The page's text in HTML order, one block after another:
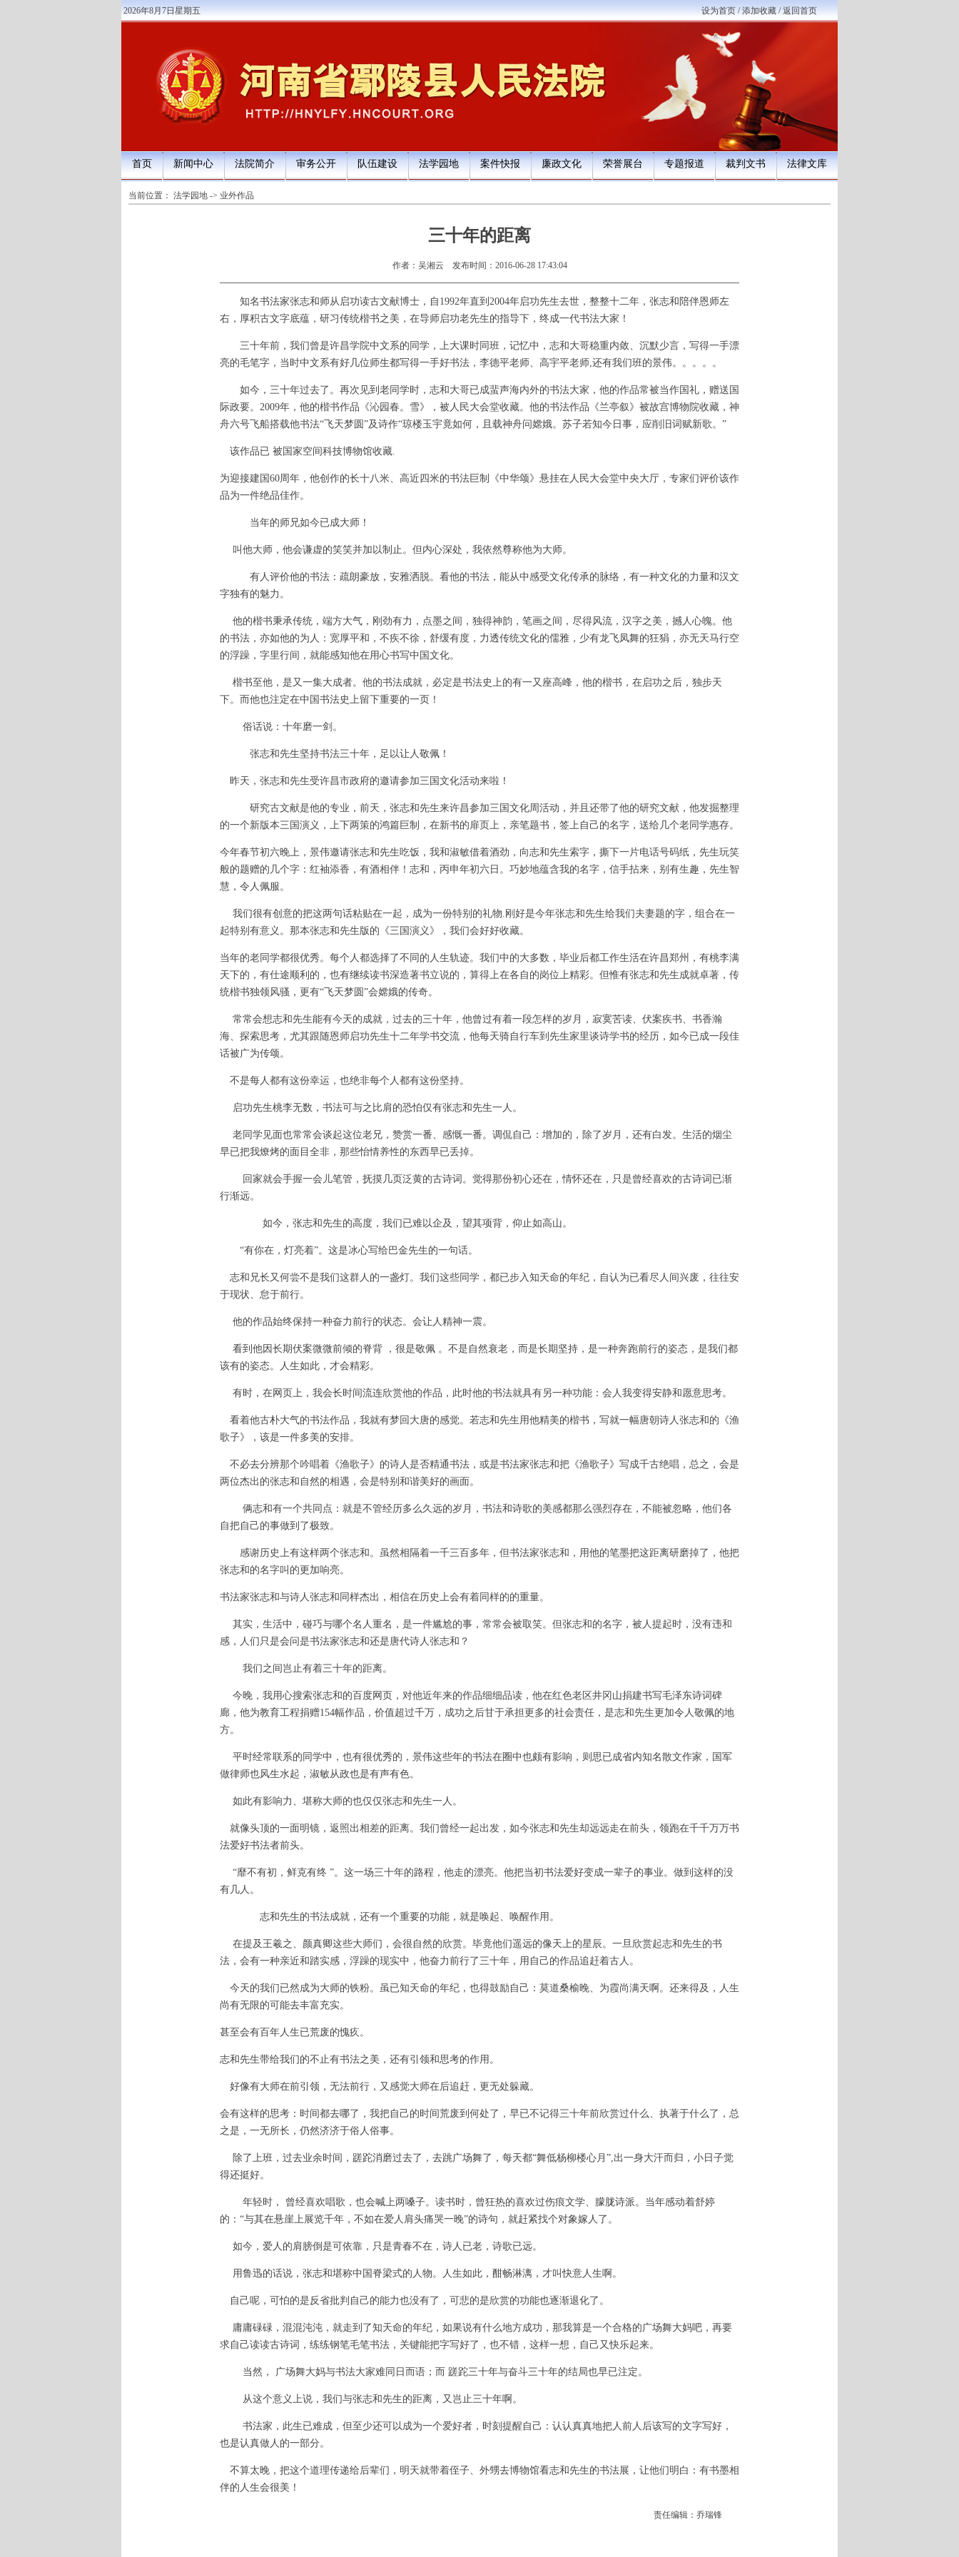
2026年8月7日星期五 设为首页/添加收藏/返回首页
首页 新闻中心 法院简介 审务公开 队伍建设 法学园地 案件快报 廉政文化 荣誉展台 专题报道 裁判文书 法律文库
当前位置： 法学园地 -> 业外作品
三十年的距离
作者：吴湘云 发布时间：2016-06-28 17:43:04
知名书法家张志和师从启功读古文献博士，自1992年直到2004年启功先生去世，整整十二年，张志和陪伴恩师左
右，厚积古文字底蕴，研习传统楷书之美，在导师启功老先生的指导下，终成一代书法大家！
三十年前，我们曾是许昌学院中文系的同学，上大课时同班，记忆中，志和大哥稳重内敛、沉默少言，写得一手漂
亮的毛笔字，当时中文系有好几位师生都写得一手好书法，李德平老师、高宇平老师,还有我们班的景伟。。。。。
如今，三十年过去了。再次见到老同学时，志和大哥已成蜚声海内外的书法大家，他的作品常被当作国礼，赠送国
际政要。2009年，他的楷书作品《沁园春。雪》，被人民大会堂收藏。他的书法作品《兰亭叙》被故宫博物院收藏，神
舟六号飞船搭载他书法“飞天梦圆”及诗作“琼楼玉宇竟如何，且载神舟问嫦娥。苏子若知今日事，应削旧词赋新歌。”
该作品已 被国家空间科技博物馆收藏.
为迎接建国60周年，他创作的长十八米、高近四米的书法巨制《中华颂》悬挂在人民大会堂中央大厅，专家们评价该作
品为一件绝品佳作。
当年的师兄如今已成大师！
叫他大师，他会谦虚的笑笑并加以制止。但内心深处，我依然尊称他为大师。
有人评价他的书法：疏朗豪放，安雅洒脱。看他的书法，能从中感受文化传承的脉络，有一种文化的力量和汉文
字独有的魅力。
他的楷书秉承传统，端方大气，刚劲有力，点墨之间，独得神韵，笔画之间，尽得风流，汉字之美，撼人心魄。他
的书法，亦如他的为人：宽厚平和，不疾不徐，舒缓有度，力透传统文化的儒雅，少有龙飞凤舞的狂狷，亦无天马行空
的浮躁，字里行间，就能感知他在用心书写中国文化。
楷书至他，是又一集大成者。他的书法成就，必定是书法史上的有一又座高峰，他的楷书，在启功之后，独步天
下。而他也注定在中国书法史上留下重要的一页！
俗话说：十年磨一剑。
张志和先生坚持书法三十年，足以让人敬佩！
昨天，张志和先生受许昌市政府的邀请参加三国文化活动来啦！
研究古文献是他的专业，前天，张志和先生来许昌参加三国文化周活动，并且还带了他的研究文献，他发掘整理
的一个新版本三国演义，上下两策的鸿篇巨制，在新书的扉页上，亲笔题书，签上自己的名字，送给几个老同学惠存。
今年春节初六晚上，景伟邀请张志和先生吃饭，我和淑敏借着酒劲，向志和先生索字，撕下一片电话号码纸，先生玩笑
般的题赠的几个字：红袖添香，有酒相伴！志和，丙申年初六日。巧妙地蕴含我的名字，信手拈来，别有生趣，先生智
慧，令人佩服。
我们很有创意的把这两句话粘贴在一起，成为一份特别的礼物.刚好是今年张志和先生给我们夫妻题的字，组合在一
起特别有意义。那本张志和先生版的《三国演义》，我们会好好收藏。
当年的老同学都很优秀。每个人都选择了不同的人生轨迹。我们中的大多数，毕业后都工作生活在许昌郑州，有桃李满
天下的，有仕途顺利的，也有继续读书深造著书立说的，算得上在各自的岗位上精彩。但惟有张志和先生成就卓著，传
统楷书独领风骚，更有“飞天梦圆”会嫦娥的传奇。
常常会想志和先生能有今天的成就，过去的三十年，他曾过有着一段怎样的岁月，寂寞苦读、伏案疾书、书香瀚
海、探索思考，尤其跟随恩师启功先生十二年学书交流，他每天骑自行车到先生家里谈诗学书的经历，如今已成一段佳
话被广为传颂。
不是每人都有这份幸运，也绝非每个人都有这份坚持。
启功先生桃李无数，书法可与之比肩的恐怕仅有张志和先生一人。
老同学见面也常常会谈起这位老兄，赞赏一番、感慨一番。调侃自己：增加的，除了岁月，还有白发。生活的烟尘
早已把我燎烤的面目全非，那些怡情养性的东西早已丢掉。
回家就会手握一会儿笔管，抚摸几页泛黄的古诗词。觉得那份初心还在，情怀还在，只是曾经喜欢的古诗词已渐
行渐远。
如今，张志和先生的高度，我们已难以企及，望其项背，仰止如高山。
“有你在，灯亮着”。这是冰心写给巴金先生的一句话。
志和兄长又何尝不是我们这群人的一盏灯。我们这些同学，都已步入知天命的年纪，自认为已看尽人间兴废，往往安
于现状、怠于前行。
他的作品始终保持一种奋力前行的状态。会让人精神一震。
看到他因长期伏案微微前倾的脊背 ，很是敬佩 。不是自然衰老，而是长期坚持，是一种奔跑前行的姿态，是我们都
该有的姿态。人生如此，才会精彩。
有时，在网页上，我会长时间流连欣赏他的作品，此时他的书法就具有另一种功能：会人我变得安静和愿意思考。
看着他古朴大气的书法作品，我就有梦回大唐的感觉。若志和先生用他精美的楷书，写就一幅唐朝诗人张志和的《渔
歌子》，该是一件多美的安排。
不必去分辨那个吟唱着《渔歌子》的诗人是否精通书法，或是书法家张志和把《渔歌子》写成千古绝唱，总之，会是
两位杰出的张志和自然的相遇，会是特别和谐美好的画面。
俩志和有一个共同点：就是不管经历多么久远的岁月，书法和诗歌的美感都那么强烈存在，不能被忽略，他们各
自把自己的事做到了极致。
感谢历史上有这样两个张志和。虽然相隔着一千三百多年，但书法家张志和，用他的笔墨把这距离研磨掉了，他把
张志和的名字叫的更加响亮。
书法家张志和与诗人张志和同样杰出，相信在历史上会有着同样的的重量。
其实，生活中，碰巧与哪个名人重名，是一件尴尬的事，常常会被取笑。但张志和的名字，被人提起时，没有违和
感，人们只是会问是书法家张志和还是唐代诗人张志和？
我们之间岂止有着三十年的距离。
今晚，我用心搜索张志和的百度网页，对他近年来的作品细细品读，他在红色老区井冈山捐建书写毛泽东诗词碑
廊，他为教育工程捐赠154幅作品，价值超过千万，成功之后甘于承担更多的社会责任，是志和先生更加令人敬佩的地
方。
平时经常联系的同学中，也有很优秀的，景伟这些年的书法在圈中也颇有影响，则思已成省内知名散文作家，国军
做律师也风生水起，淑敏从政也是有声有色。
如此有影响力、堪称大师的也仅仅张志和先生一人。
就像头顶的一面明镜，返照出相差的距离。我们曾经一起出发，如今张志和先生却远远走在前头，领跑在千千万万书
法爱好书法者前头。
“靡不有初，鲜克有终 ”。这一场三十年的路程，他走的漂亮。他把当初书法爱好变成一辈子的事业。做到这样的没
有几人。
志和先生的书法成就，还有一个重要的功能，就是唤起、唤醒作用。
在提及王羲之、颜真卿这些大师们，会很自然的欣赏。毕竟他们遥远的像天上的星辰。一旦欣赏起志和先生的书
法，会有一种亲近和踏实感，浮躁的现实中，他奋力前行了三十年，用自己的作品追赶着古人。
今天的我们已然成为大师的铁粉。虽已知天命的年纪，也得鼓励自己：莫道桑榆晚、为霞尚满天啊。还来得及，人生
尚有无限的可能去丰富充实。
甚至会有百年人生已荒废的愧疚。
志和先生带给我们的不止有书法之美，还有引领和思考的作用。
好像有大师在前引领，无法前行，又感觉大师在后追赶，更无处躲藏。
会有这样的思考：时间都去哪了，我把自己的时间荒废到何处了，早已不记得三十年前欣赏过什么、执著于什么了，总
之是，一无所长，仍然济济于俗人俗事。
除了上班，过去业余时间，蹉跎消磨过去了，去跳广场舞了，每天都“舞低杨柳楼心月”,出一身大汗而归，小日子觉
得还挺好。
年轻时， 曾经喜欢唱歌，也会喊上两嗓子。读书时，曾狂热的喜欢过伤痕文学、朦胧诗派。当年感动着舒婷
的：“与其在悬崖上展览千年，不如在爱人肩头痛哭一晚”的诗句，就赶紧找个对象嫁人了。
如今，爱人的肩膀倒是可依靠，只是青春不在，诗人已老，诗歌已远。
用鲁迅的话说，张志和堪称中国脊梁式的人物。人生如此，酣畅淋漓，才叫快意人生啊。
自己呢，可怕的是反省批判自己的能力也没有了，可悲的是欣赏的功能也逐渐退化了。
庸庸碌碌，混混沌沌，就走到了知天命的年纪，如果说有什么地方成功，那我算是一个合格的广场舞大妈吧，再要
求自己读读古诗词，练练钢笔毛笔书法，关键能把字写好了，也不错，这样一想，自己又快乐起来。
当然， 广场舞大妈与书法大家难同日而语；而 蹉跎三十年与奋斗三十年的结局也早已注定。
从这个意义上说，我们与张志和先生的距离，又岂止三十年啊。
书法家，此生已难成，但至少还可以成为一个爱好者，时刻提醒自己：认认真真地把人前人后该写的文字写好，
也是认真做人的一部分。
不算太晚，把这个道理传递给后辈们，明天就带着侄子、外甥去博物馆看志和先生的书法展，让他们明白：有书墨相
伴的人生会很美！
责任编辑：乔瑞锋